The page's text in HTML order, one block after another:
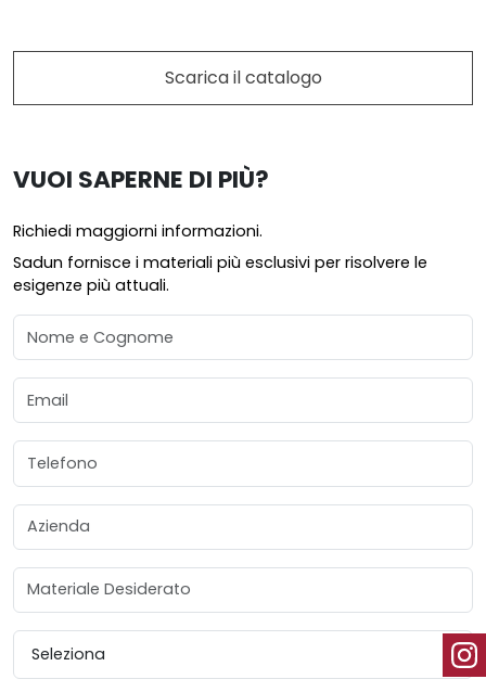
Scarica il catalogo
VUOI SAPERNE DI PIÙ?
Richiedi maggiorni informazioni.
Sadun fornisce i materiali più esclusivi per risolvere le
esigenze più attuali.
Nome e Cognome
Email
Telefono
Azienda
Materiale Desiderato
Provincia